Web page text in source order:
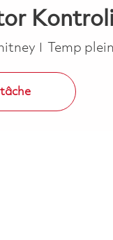
Job Type
Temp plein